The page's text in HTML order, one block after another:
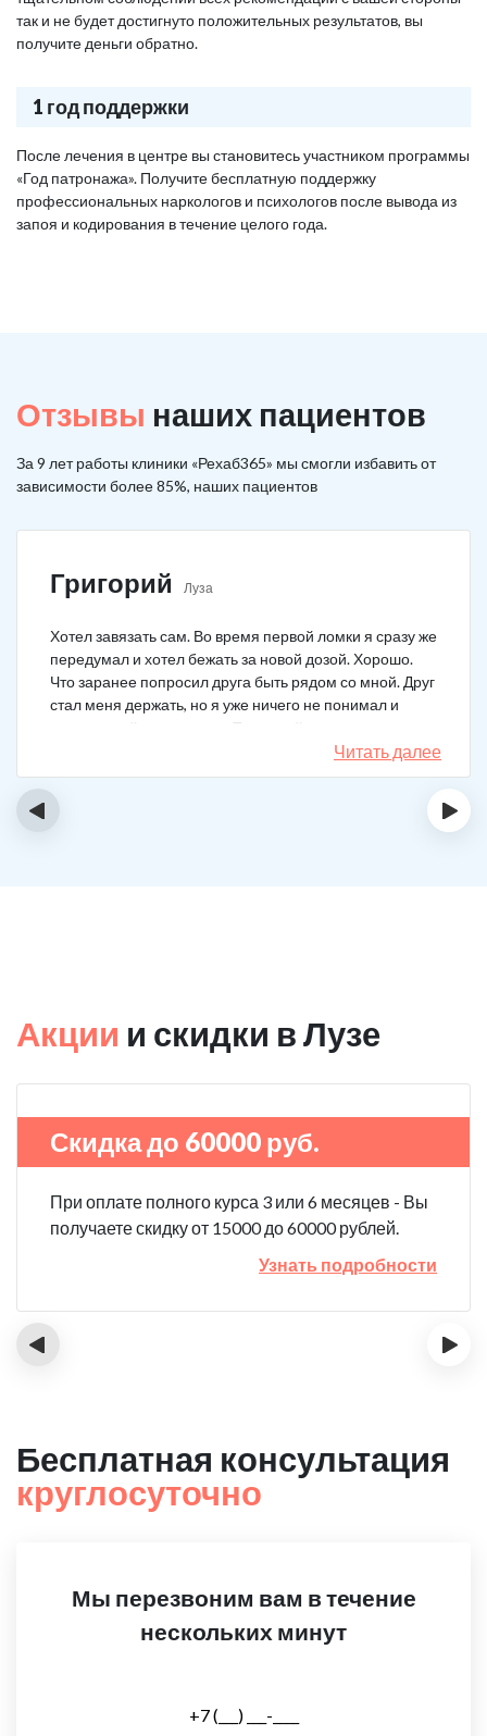
так и не будет достигнуто положительных результатов, вы
получите деньги обратно.
1 год поддержки
После лечения в центре вы становитесь участником программы
«Год патронажа». Получите бесплатную поддержку
профессиональных наркологов и психологов после вывода из
запоя и кодирования в течение целого года.
Отзывы наших пациентов
За 9 лет работы клиники «Рехаб365» мы смогли избавить от
зависимости более 85%, наших пациентов
Григорий Луза
Хотел завязать сам. Во время первой ломки я сразу же
передумал и хотел бежать за новой дозой. Хорошо.
Что заранее попросил друга быть рядом со мной. Друг
стал меня держать, но я уже ничего не понимал и
начал силой вырываться. Тогда мой товарищ просто
связан меня и позвонил в клинику. На дом приехал
нарколог, мне сделали какую-то капельницу, после
для прохождения курса реабилитации, так я и сделал.
Читать далее
‹ ›
Акции и скидки в Лузе
Скидка до 60000 руб.
При оплате полного курса 3 или 6 месяцев - Вы
получаете скидку от 15000 до 60000 рублей.
Узнать подробности
‹ ›
Бесплатная консультация
круглосуточно
Мы перезвоним вам в течение
нескольких минут